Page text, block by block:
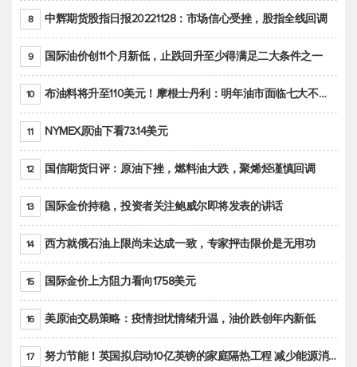
8 中辉期货股指日报20221128：市场信心受挫，股指全线回调
9 国际油价创11个月新低，止跌回升至少得满足二大条件之一
10 布油料将升至110美元！摩根士丹利：明年油市面临七大不确定性
11 NYMEX原油下看73.14美元
12 国信期货日评：原油下挫，燃料油大跌，聚烯烃谨慎回调
13 国际金价持稳，投资者关注鲍威尔即将发表的讲话
14 西方就俄石油上限尚未达成一致，专家抨击限价是无用功
15 国际金价上方阻力看向1758美元
16 美原油交易策略：疫情担忧情绪升温，油价跌创年内新低
17 努力节能！英国拟启动10亿英镑的家庭隔热工程 减少能源消耗